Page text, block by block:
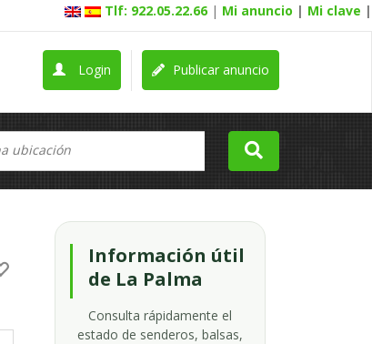
Tlf: 922.05.22.66 | Mi anuncio | Mi clave |
Publicar anuncio
Login
Información útil
de La Palma
Consulta rápidamente el
estado de senderos, balsas,